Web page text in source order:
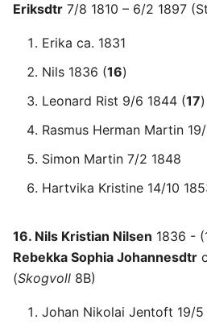
Eriksdtr 7/8 1810 – 6/2 1897
Erika ca. 1831
Nils 1836 (16)
Leonard Rist 9/6 1844 (17)
Rasmus Herman Martin
Simon Martin 7/2 1848
Hartvika Kristine 14/10
16. Nils Kristian Nilsen 1836 -
Rebekka Sophia Johannesdtr
(Skogvoll 8B)
Johan Nikolai Jentoft 19/5